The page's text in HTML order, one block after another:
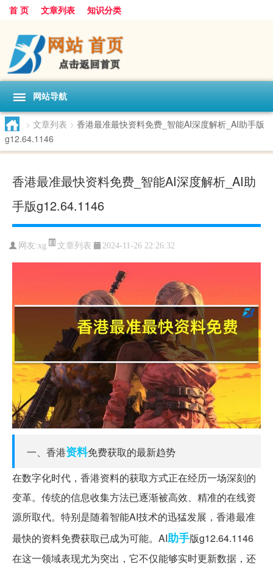
首 页 文章列表 知识分类
网站导航
> 文章列表 > 香港最准最快资料免费_智能AI深度解析_AI助手版
g12.64.1146
香港最准最快资料免费_智能AI深度解析_AI助
手版g12.64.1146
网友:xg 文章列表 2024-11-26 22:26:32
一、香港资料免费获取的最新趋势
在数字化时代，香港资料的获取方式正在经历一场深刻的
变革。传统的信息收集方法已逐渐被高效、精准的在线资
源所取代。特别是随着智能AI技术的迅猛发展，香港最准
最快的资料免费获取已成为可能。AI助手版g12.64.1146
在这一领域表现尤为突出，它不仅能够实时更新数据，还